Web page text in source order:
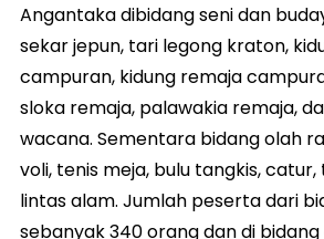
Angantaka dibidang seni dan
sekar jepun, tari legong kraton,
campuran, kidung remaja
sloka remaja, palawakia remaja,
wacana. Sementara bidang olah
voli, tenis meja, bulu tangkis,
lintas alam. Jumlah peserta dari
sebanyak 340 orang dan di bidang